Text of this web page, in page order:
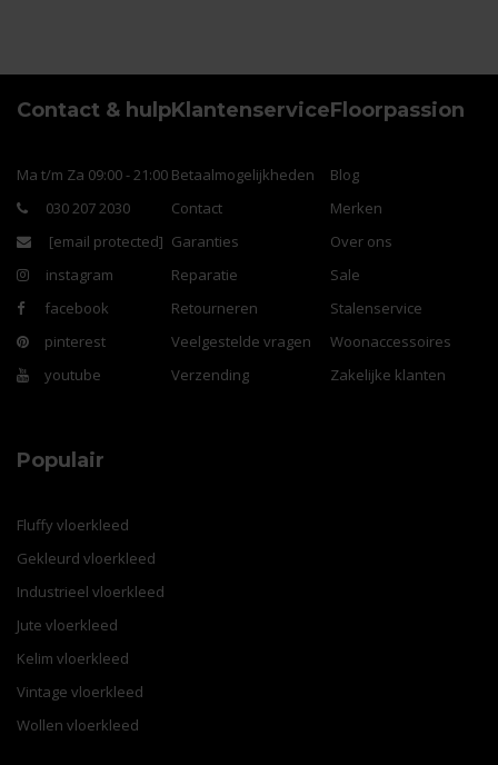
Contact & hulp
Ma t/m Za 09:00 - 21:00
030 207 2030
[email protected]
instagram
facebook
pinterest
youtube
Klantenservice
Betaalmogelijkheden
Contact
Garanties
Reparatie
Retourneren
Veelgestelde vragen
Verzending
Floorpassion
Blog
Merken
Over ons
Sale
Stalenservice
Woonaccessoires
Zakelijke klanten
Populair
Fluffy vloerkleed
Gekleurd vloerkleed
Industrieel vloerkleed
Jute vloerkleed
Kelim vloerkleed
Vintage vloerkleed
Wollen vloerkleed